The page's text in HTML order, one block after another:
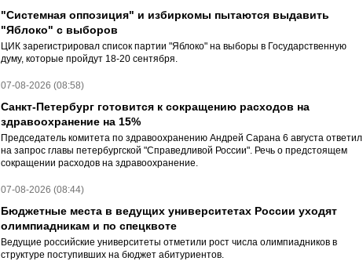
"Системная оппозиция" и избиркомы пытаются выдавить
"Яблоко" с выборов
ЦИК зарегистрировал список партии "Яблоко" на выборы в Государственную
думу, которые пройдут 18-20 сентября.
07-08-2026 (08:58)
Санкт-Петербург готовится к сокращению расходов на
здравоохранение на 15%
Председатель комитета по здравоохранению Андрей Сарана 6 августа ответил
на запрос главы петербургской "Справедливой России". Речь о предстоящем
сокращении расходов на здравоохранение.
07-08-2026 (08:44)
Бюджетные места в ведущих университетах России уходят
олимпиадникам и по спецквоте
Ведущие российские университеты отметили рост числа олимпиадников в
структуре поступивших на бюджет абитуриентов.